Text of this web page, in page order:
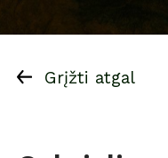
Grįžti atgal